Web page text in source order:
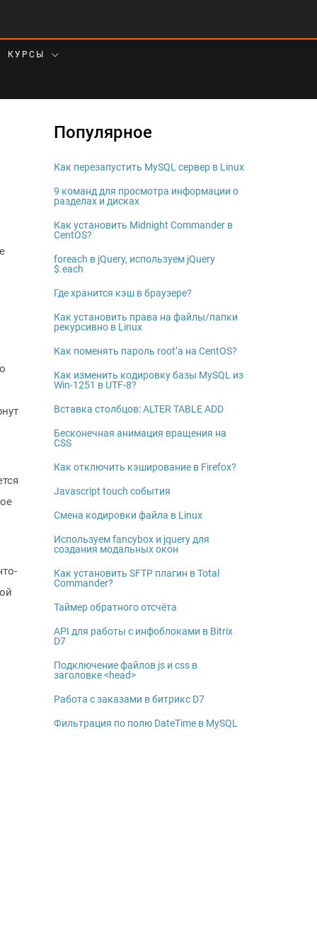
КУРСЫ
Популярное
Как перезапустить MySQL сервер в Linux
9 команд для просмотра информации о
разделах и дисках
Как установить Midnight Commander в
CentOS?
foreach в jQuery, используем jQuery
$.each
Где хранится кэш в браузере?
Как установить права на файлы/папки
рекурсивно в Linux
Как поменять пароль root’а на CentOS?
Как изменить кодировку базы MySQL из
Win-1251 в UTF-8?
Вставка столбцов: ALTER TABLE ADD
Бесконечная анимация вращения на
CSS
Как отключить кэширование в Firefox?
Javascript touch события
Смена кодировки файла в Linux
Используем fancybox и jquery для
создания модальных окон
Как установить SFTP плагин в Total
Commander?
Таймер обратного отсчёта
API для работы с инфоблоками в Bitrix
D7
Подключение файлов js и css в
заголовке <head>
Работа с заказами в битрикс D7
Фильтрация по полю DateTime в MySQL